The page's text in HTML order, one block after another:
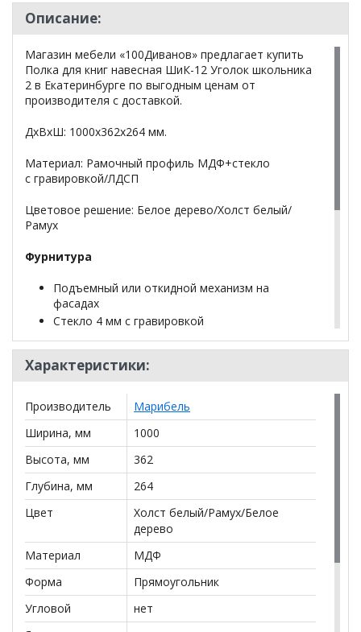
Описание:
Магазин мебели «100Диванов» предлагает купить
Полка для книг навесная ШиК-12 Уголок школьника
2 в Екатеринбурге по выгодным ценам от
производителя с доставкой.
ДхВхШ: 1000х362х264 мм.
Материал: Рамочный профиль МДФ+стекло
с гравировкой/ЛДСП
Цветовое решение: Белое дерево/Холст белый/
Рамух
Фурнитура
Подъемный или откидной механизм на
фасадах
Стекло 4 мм с гравировкой
Ручка металлическая
*Дополнительную информацию о том, как купить
Полка для книг навесная ШиК-12 Уголок школьника 2
уточняйте у нашего менеджера по телефону
+79292022735
**Цены на официальном сайте
действительны только для интернет-магазинаи
могут отличаться от цен в розничных магазинах-
салонах сети!
Характеристики:
Производитель
Марибель
Ширина, мм
1000
Высота, мм
362
Глубина, мм
264
Цвет
Холст белый/Рамух/Белое
дерево
Материал
МДФ
Форма
Прямоугольник
Угловой
нет